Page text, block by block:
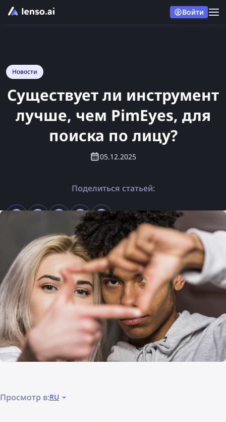
Войти
Новости
Существует ли инструмент
лучше, чем PimEyes, для
поиска по лицу?
05.12.2025
Поделиться статьей:
Просмотр в:RU